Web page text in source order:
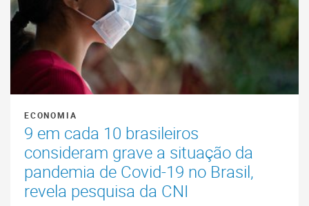
ECONOMIA
9 em cada 10 brasileiros
consideram grave a situação da
pandemia de Covid-19 no Brasil,
revela pesquisa da CNI